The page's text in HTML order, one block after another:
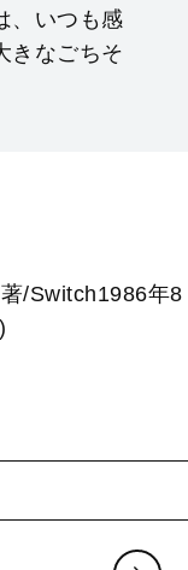
、いつも感
きなごちそ
/Switch1986年8